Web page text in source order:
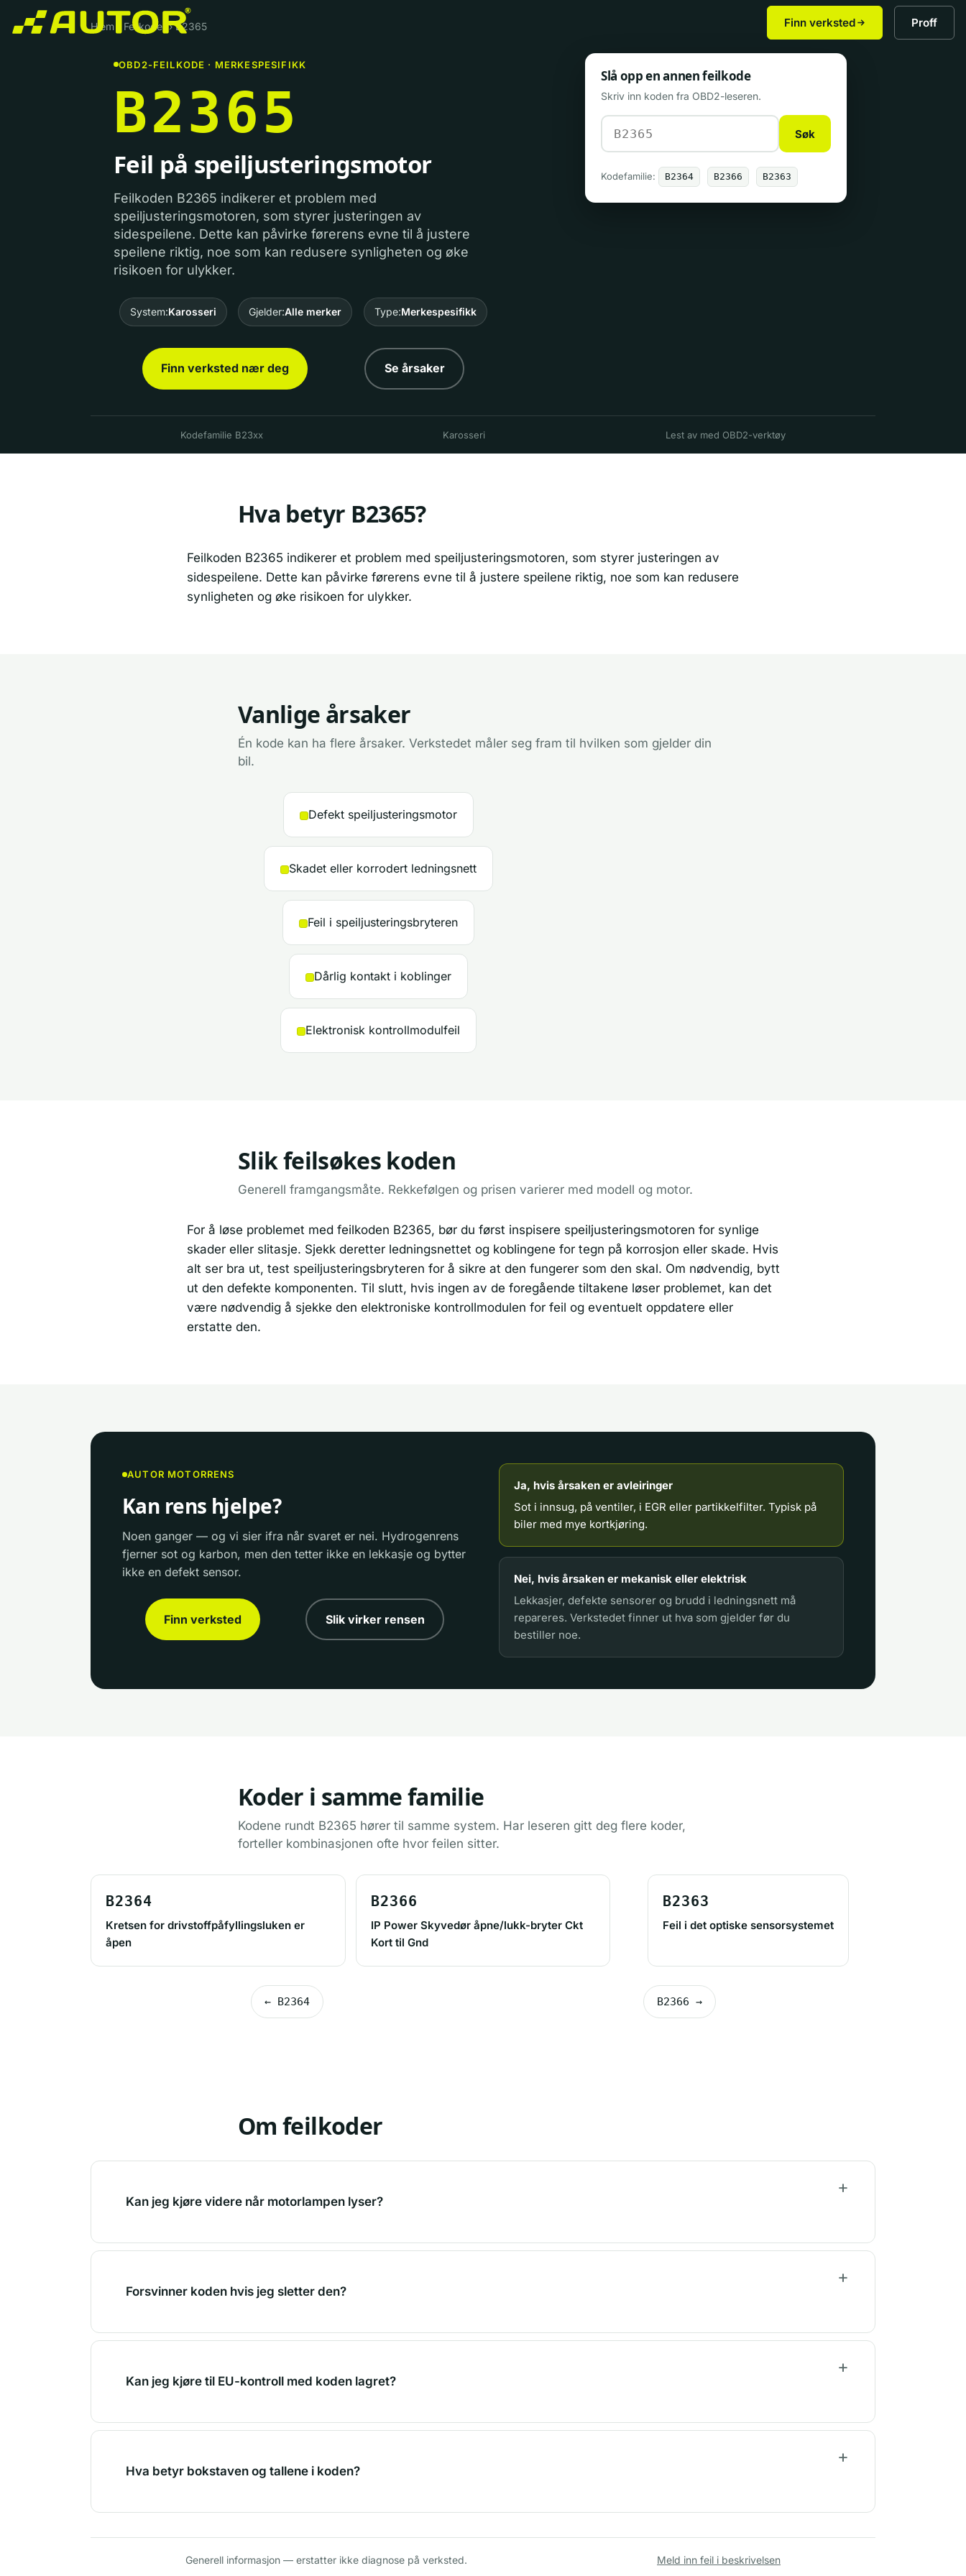
Finn verksted Proff
Hjem Feilkoder ›B2365
OBD2-FEILKODE · MERKESPESIFIKK
B2365
Feil på speiljusteringsmotor
Feilkoden B2365 indikerer et problem med
speiljusteringsmotoren, som styrer justeringen av
sidespeilene. Dette kan påvirke førerens evne til å justere
speilene riktig, noe som kan redusere synligheten og øke
risikoen for ulykker.
System:Karosseri Gjelder:Alle merker Type:Merkespesifikk
Finn verksted nær deg Se årsaker
Slå opp en annen feilkode
Skriv inn koden fra OBD2-leseren.
Søk
Kodefamilie: B2364 B2366 B2363
Kodefamilie B23xx Karosseri Lest av med OBD2-verktøy
Hva betyr B2365?
Feilkoden B2365 indikerer et problem med speiljusteringsmotoren, som styrer justeringen av
sidespeilene. Dette kan påvirke førerens evne til å justere speilene riktig, noe som kan redusere
synligheten og øke risikoen for ulykker.
Vanlige årsaker
Én kode kan ha flere årsaker. Verkstedet måler seg fram til hvilken som gjelder din
bil.
Defekt speiljusteringsmotor
Skadet eller korrodert ledningsnett
Feil i speiljusteringsbryteren
Dårlig kontakt i koblinger
Elektronisk kontrollmodulfeil
Slik feilsøkes koden
Generell framgangsmåte. Rekkefølgen og prisen varierer med modell og motor.
For å løse problemet med feilkoden B2365, bør du først inspisere speiljusteringsmotoren for synlige
skader eller slitasje. Sjekk deretter ledningsnettet og koblingene for tegn på korrosjon eller skade. Hvis
alt ser bra ut, test speiljusteringsbryteren for å sikre at den fungerer som den skal. Om nødvendig, bytt
ut den defekte komponenten. Til slutt, hvis ingen av de foregående tiltakene løser problemet, kan det
være nødvendig å sjekke den elektroniske kontrollmodulen for feil og eventuelt oppdatere eller
erstatte den.
AUTOR MOTORRENS
Kan rens hjelpe?
Noen ganger — og vi sier ifra når svaret er nei. Hydrogenrens
fjerner sot og karbon, men den tetter ikke en lekkasje og bytter
ikke en defekt sensor.
Finn verksted Slik virker rensen
Ja, hvis årsaken er avleiringer
Sot i innsug, på ventiler, i EGR eller partikkelfilter. Typisk på
biler med mye kortkjøring.
Nei, hvis årsaken er mekanisk eller elektrisk
Lekkasjer, defekte sensorer og brudd i ledningsnett må
repareres. Verkstedet finner ut hva som gjelder før du
bestiller noe.
Koder i samme familie
Kodene rundt B2365 hører til samme system. Har leseren gitt deg flere koder,
forteller kombinasjonen ofte hvor feilen sitter.
B2364
Kretsen for drivstoffpåfyllingsluken er
åpen
B2366
IP Power Skyvedør åpne/lukk-bryter Ckt
Kort til Gnd
B2363
Feil i det optiske sensorsystemet
← B2364 B2366 →
Om feilkoder
Kan jeg kjøre videre når motorlampen lyser?
Forsvinner koden hvis jeg sletter den?
Kan jeg kjøre til EU-kontroll med koden lagret?
Hva betyr bokstaven og tallene i koden?
Generell informasjon — erstatter ikke diagnose på verksted. Meld inn feil i beskrivelsen